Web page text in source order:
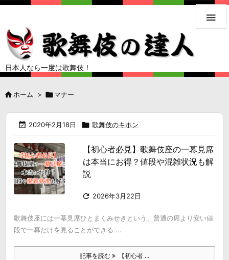
日本人なら一度は歌舞伎！

 ホーム > マナー
 2020年2月18日  歌舞伎のキホン
【初心者必見】歌舞伎座の一幕見席
は本当にお得？値段や混雑状況も解
説
 2026年3月22日
歌舞伎座には一幕見席ひとまくみせきという、普通の席より安い値
段で一幕だけを見ることができる ...
記事を読む 【初心者 ...